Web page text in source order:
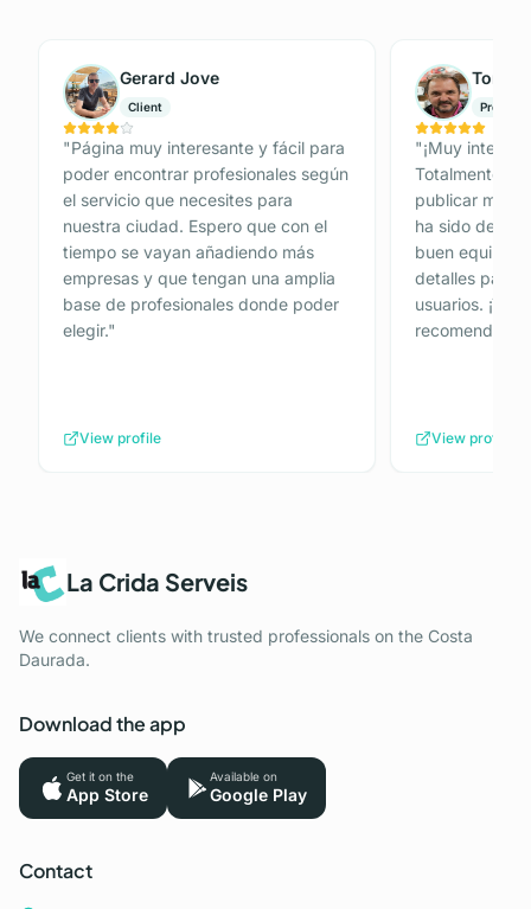
Gerard Jove
Client
"Página muy interesante y fácil para
poder encontrar profesionales según
el servicio que necesites para
nuestra ciudad. Espero que con el
tiempo se vayan añadiendo más
empresas y que tengan una amplia
base de profesionales donde poder
elegir."
View profile
Tomás
"¡Muy
Totalmente
publicar mi
ha sido de 10.
buen equipo
detalles para
usuarios.
recomendada!
View profile
La Crida Serveis
We connect clients with trusted professionals on the Costa
Daurada.
Download the app
Get it on the
App Store
Available on
Google Play
Contact